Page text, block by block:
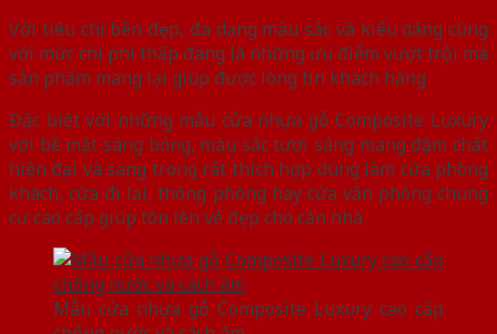
Với tiêu chí bền đẹp, đa dạng màu sắc và kiểu dáng cùng
với mức chi phí thấp đang là những ưu điểm vượt trội mà
sản phẩm mang lại giúp được lòng tin khách hàng
Đặc biệt với những mẫu cửa nhựa gỗ Composite Luxury
với bề mặt sáng bóng, màu sắc tươi sáng mang đậm chất
hiện đại và sang trong rất thích hợp dùng làm cửa phòng
khách, cửa đi lại, thông phòng hay cửa văn phòng chung
cư cao cấp giúp tôn lên vẻ đẹp cho căn nhà
Mẫu cửa nhựa gỗ Composite Luxury cao cấp